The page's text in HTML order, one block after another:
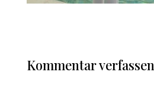
Kommentar verfassen